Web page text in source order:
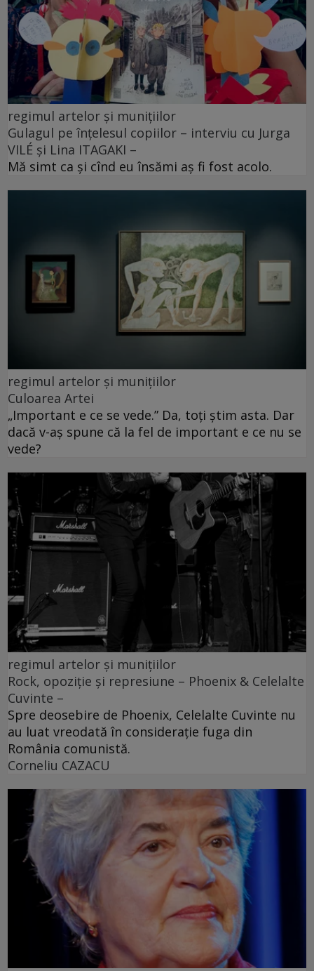
regimul artelor și munițiilor
Gulagul pe înțelesul copiilor – interviu cu Jurga
VILÉ și Lina ITAGAKI –
Mă simt ca și cînd eu însămi aș fi fost acolo.
regimul artelor și munițiilor
Culoarea Artei
„Important e ce se vede.” Da, toți știm asta. Dar
dacă v-aș spune că la fel de important e ce nu se
vede?
regimul artelor și munițiilor
Rock, opoziție și represiune – Phoenix & Celelalte
Cuvinte –
Spre deosebire de Phoenix, Celelalte Cuvinte nu
au luat vreodată în considerație fuga din
România comunistă.
Corneliu CAZACU